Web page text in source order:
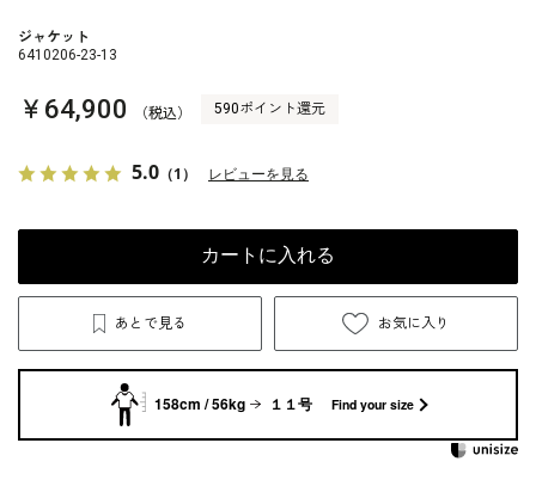
ジャケット
6410206-23-13
￥64,900 （税込） 590ポイント還元
5.0 （1） レビューを見る
カートに入れる
あとで見る お気に入り
158cm / 56kg １１号 Find your size